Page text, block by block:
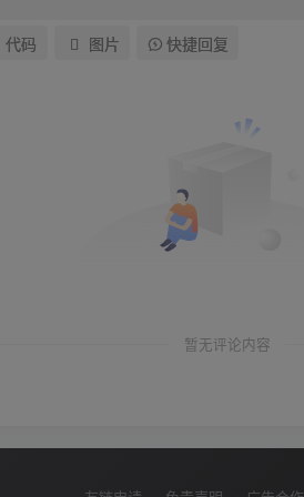
代码 图片 快捷回复
暂无评论内容